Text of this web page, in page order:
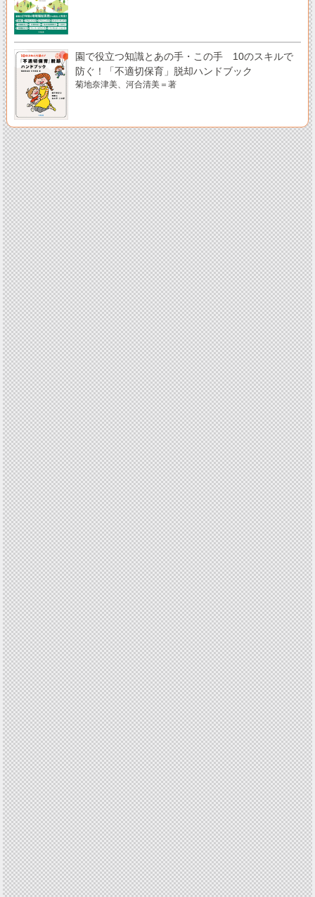
園で役立つ知識とあの手・この手 10のスキルで
防ぐ！「不適切保育」脱却ハンドブック
菊地奈津美、河合清美＝著